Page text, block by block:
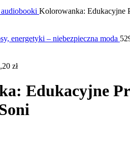
Kolorowanka: Edukacyjne
energetyki – niebezpieczna moda
zł
Edukacyjne